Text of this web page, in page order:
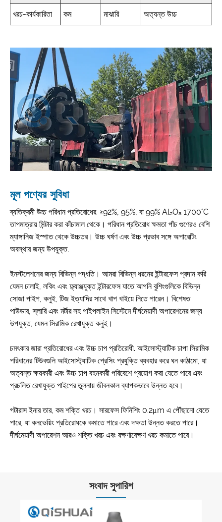
খরচ-কার্যকারিতা কম মাঝারি অত্যন্ত উচ্চ
মূল পণ্যের সুবিধা
ব্যতিক্রমী উচ্চ পরিধান প্রতিরোধের. ≥92%, 95%, বা 99% Al₂O₃ 1700°C
তাপমাত্রায় সিন্টার করা কাঁচামাল থেকে। পরিধান প্রতিরোধ ক্ষমতা পাঁচ গুণেরও বেশি
ম্যাঙ্গানিজ ইস্পাত থেকে উচ্চতর। উচ্চ ঘর্ষণ এবং উচ্চ প্রভাব সঙ্গে অপারেটিং
অবস্থার জন্য উপযুক্ত.
ইনস্টলেশনের জন্য বিভিন্ন পদ্ধতি। আমরা বিভিন্ন ধরনের ইন্টারফেস প্রদান করি
যেমন ঢালাই, লকিং এবং ফ্ল্যাঞ্জযুক্ত ইন্টারফেস যাতে আপনি বুশিংগুলিকে বিভিন্ন
সোজা পাইপ, কনুই, টিজ ইত্যাদির সাথে খাপ খাইয়ে নিতে পারেন। বিশেষত
পাউডার, স্লারি এবং মর্টার সহ পাইপলাইন সিস্টেমে দীর্ঘমেয়াদী অপারেশনের জন্য
উপযুক্ত, যেমন সিরামিক রেখাযুক্ত কনুই।
চমৎকার জারা প্রতিরোধের এবং উচ্চ চাপ প্রতিরোধী. আইসোস্ট্যাটিক চাপা সিরামিক
পরিধানের টিউবগুলি আইসোস্ট্যাটিক প্রেসিং প্রযুক্তি ব্যবহার করে ঘন কাঠামো, যা
অত্যন্ত ক্ষয়কারী এবং উচ্চ চাপ বহনকারী পরিবেশে প্রয়োগ করা যেতে পারে এবং
প্রচলিত রেখাযুক্ত পাইপের তুলনায় জীবনকাল ব্যাপকভাবে উন্নত হবে।
গটারাস ইনার তার, কম শক্তি খরচ। সারফেস ফিনিশিং 0.2μm এ পৌঁছানো যেতে
পারে, যা কনভেয়িং প্রতিরোধকে কমাতে পারে এবং দক্ষতা উন্নত করতে পারে।
দীর্ঘমেয়াদী অপারেশন আরও শক্তি খরচ এবং রক্ষণাবেক্ষণ খরচ কমাতে পারে।
সংবাদ সুপারিশ